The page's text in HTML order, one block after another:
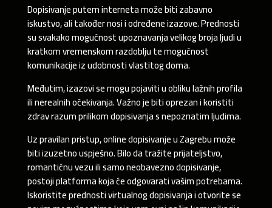
Dopisivanje putem interneta može biti zabavno
iskustvo, ali također nosi i određene izazove. Prednosti
su svakako mogućnost upoznavanja velikog broja ljudi u
kratkom vremenskom razdoblju te mogućnost
komunikacije iz udobnosti vlastitog doma.
Međutim, izazovi se mogu pojaviti u obliku lažnih profila
ili nerealnih očekivanja. Važno je biti oprezan i koristiti
zdrav razum prilikom dopisivanja s nepoznatim ljudima.
Uz pravilan pristup, online dopisivanje u Zagrebu može
biti izuzetno uspješno. Bilo da tražite prijateljstvo,
romantičnu vezu ili samo neobavezno dopisivanje,
postoji platforma koja će odgovarati vašim potrebama.
Iskoristite prednosti virtualnog dopisivanja i otvorite se